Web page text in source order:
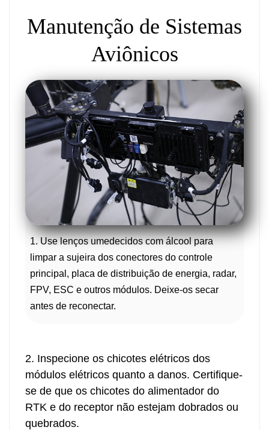
Manutenção de Sistemas
Aviônicos
1. Use lenços umedecidos com álcool para
limpar a sujeira dos conectores do controle
principal, placa de distribuição de energia, radar,
FPV, ESC e outros módulos. Deixe-os secar
antes de reconectar.
2. Inspecione os chicotes elétricos dos
módulos elétricos quanto a danos. Certifique-
se de que os chicotes do alimentador do
RTK e do receptor não estejam dobrados ou
quebrados.